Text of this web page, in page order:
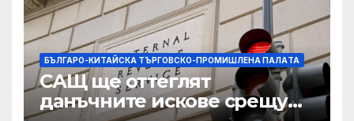
БЪЛГАРО-КИТАЙСКА ТЪРГОВСКО-ПРОМИШЛЕНА ПАЛAТА
САЩ ще оттеглят
данъчните искове срещу